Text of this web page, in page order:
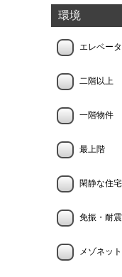
環境
エレベー
二階以上
一階物件
最上階
閑静な住
免振・耐
メゾネット